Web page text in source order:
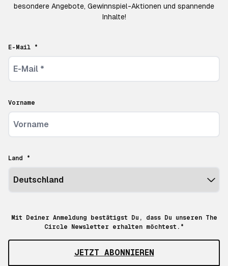
besondere Angebote, Gewinnspiel-Aktionen und spannende
Inhalte!
E-Mail *
Vorname
Land *
Mit Deiner Anmeldung bestätigst Du, dass Du unseren The
Circle Newsletter erhalten möchtest.*
JETZT ABONNIEREN